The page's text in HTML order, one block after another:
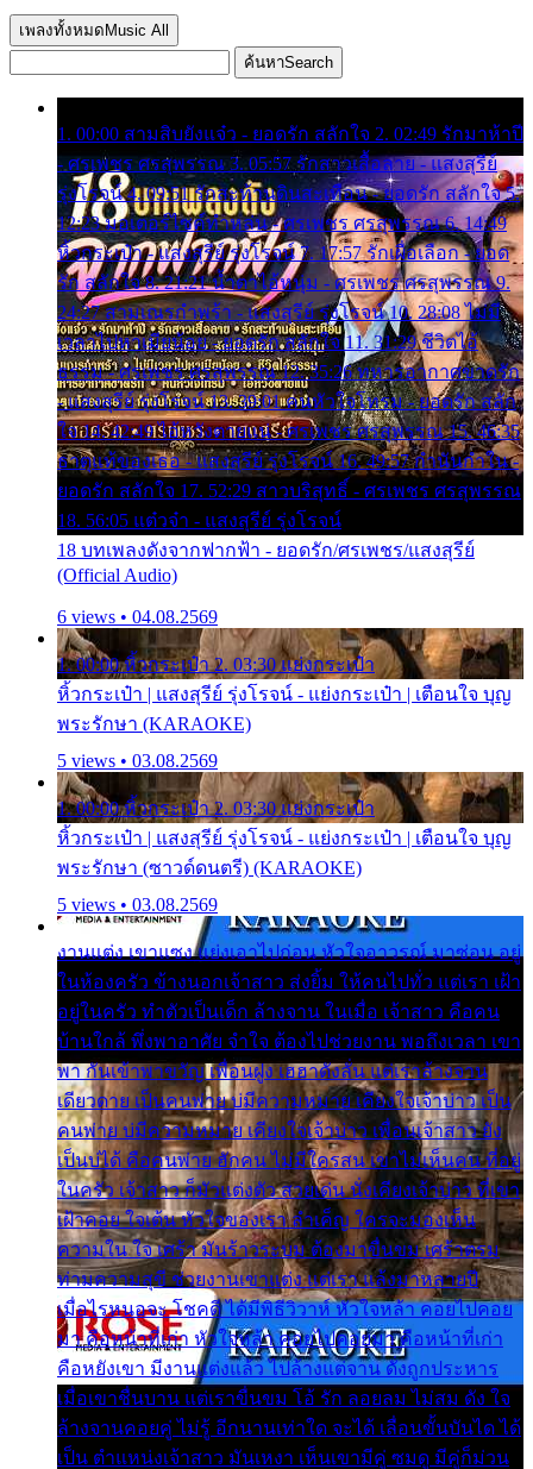
เพลงทั้งหมด Music All
ค้นหาSearch
1. 00:00 สามสิบยังแจ๋ว - ยอดรัก สลักใจ 2. 02:49 รักมาห้าปี
- ศรเพชร ศรสุพรรณ 3. 05:57 รักสาวเสื้อลาย - แสงสุรีย์
รุ่งโรจน์ 4. 09:51 รักสะท้านดินสะเทือน - ยอดรัก สลักใจ 5.
12:23 มอเตอร์ไซค์ทำหล่น - ศรเพชร ศรสุพรรณ 6. 14:49
หิ้วกระเป๋า - แสงสุรีย์ รุ่งโรจน์ 7. 17:57 รักเผื่อเลือก - ยอด
รัก สลักใจ 8. 21:21 น้ำตาไอ้หนุ่ม - ศรเพชร ศรสุพรรณ 9.
24:27 สามเณรกำพร้า - แสงสุรีย์ รุ่งโรจน์ 10. 28:08 ไม่มี
เวลาไปหาเมียน้อย - ยอดรัก สลักใจ 11. 31:29 ชีวิตไอ้
ธรรม - ศรเพชร ศรสุพรรณ 12. 35:26 ทหารอากาศขาดรัก
- แสงสุรีย์ รุ่งโรจน์ 13. 39:01 คนหัวใจโทรม - ยอดรัก สลัก
ใจ 14. 42:49 ไอ้หวังตายแน่ - ศรเพชร ศรสุพรรณ 15. 46:35
ธาตุแท้ของเธอ - แสงสุรีย์ รุ่งโรจน์ 16. 49:57 กำนันกำใน -
ยอดรัก สลักใจ 17. 52:29 สาวบริสุทธิ์ - ศรเพชร ศรสุพรรณ
18. 56:05 แต๋วจ๋า - แสงสุรีย์ รุ่งโรจน์
18 บทเพลงดังจากฟากฟ้า - ยอดรัก/ศรเพชร/แสงสุรีย์
(Official Audio)
6 views • 04.08.2569
1. 00:00 หิ้วกระเป๋า 2. 03:30 แย่งกระเป๋า
หิ้วกระเป๋า | แสงสุรีย์ รุ่งโรจน์ - แย่งกระเป๋า | เตือนใจ บุญ
พระรักษา (KARAOKE)
5 views • 03.08.2569
1. 00:00 หิ้วกระเป๋า 2. 03:30 แย่งกระเป๋า
หิ้วกระเป๋า | แสงสุรีย์ รุ่งโรจน์ - แย่งกระเป๋า | เตือนใจ บุญ
พระรักษา (ซาวด์ดนตรี) (KARAOKE)
5 views • 03.08.2569
งานแต่ง เขาแซง แย่งเอาไปก่อน หัวใจอาวรณ์ มาซ่อน อยู่
ในห้องครัว ข้างนอกเจ้าสาว ส่งยิ้ม ให้คนไปทั่ว แต่เรา เฝ้า
อยู่ในครัว ทำตัวเป็นเด็ก ล้างจาน ในเมื่อ เจ้าสาว คือคน
บ้านใกล้ พึ่งพาอาศัย จำใจ ต้องไปช่วยงาน พอถึงเวลา เขา
พา กันเข้าพาขวัญ เพื่อนฝูง เฮฮาดังลั่น แต่เราล้างจาน
เดียวดาย เป็นคนพ่าย บ่มีความหมาย เคียงใจเจ้าบ่าว เป็น
คนพ่าย บ่มีความหมาย เคียงใจเจ้าบ่าว เพื่อนเจ้าสาว ยัง
เป็นบ่ได้ คือคนพ่าย ฮักคน ไม่มีใครสน เขาไม่เห็นคน ที่อยู่
ในครัว เจ้าสาว ก็มัวแต่งตัว สวยเด่น นั่งเคียงเจ้าบ่าว ที่เขา
เฝ้าคอย ใจเต้น หัวใจของเรา ลำเค็ญ ใครจะมองเห็น
ความใน ใจ เศร้า มันร้าวระบม ต้องมาขื่นขม เศร้าตรม
ท่ามความสุขี ช่วยงานเขาแต่ง แต่เรา แล้งมาหลายปี
เมื่อไรหนอจะ โชคดี ได้มีพิธีวิวาห์ หัวใจหล้า คอยไปคอย
มา คือหน้าที่เก่า หัวใจหล้า คอยไปคอยมา คือหน้าที่เก่า
คือหยังเขา มีงานแต่งแล้ว ไปล้างแต่จาน ดั่งถูกประหาร
เมื่อเขาชื่นบาน แต่เราขื่นขม โอ้ รัก ลอยลม ไม่สม ดัง ใจ
ล้างจานคอยคู่ ไม่รู้ อีกนานเท่าใด จะได้ เลื่อนขั้นบันได ได้
เป็น ตำแหน่งเจ้าสาว มันเหงา เห็นเขามีคู่ ซมดู มีคู่ก็ม่วน